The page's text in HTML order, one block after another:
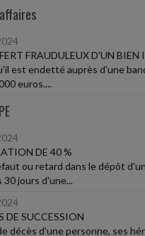
FRAUDULEUX D'UN BIEN
est endetté auprès d'une
euros....
DE 40 %
ou retard dans le dépôt
30 jours d'une...
DE SUCCESSION
décès d'une personne, ses